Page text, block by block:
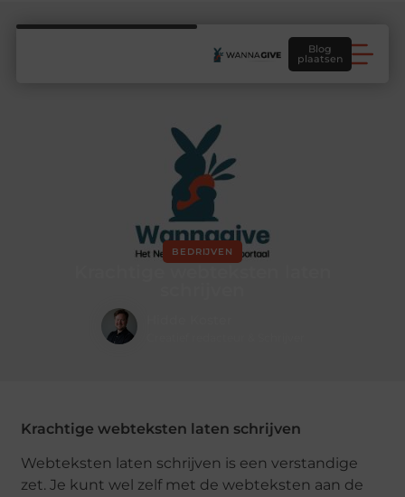
Blog
plaatsen
BEDRIJVEN
Krachtige webteksten laten schrijven
Webteksten laten schrijven is een verstandige
zet. Je kunt wel zelf met de webteksten aan de